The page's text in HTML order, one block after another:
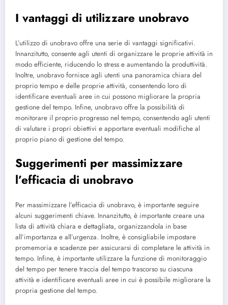
I vantaggi di utilizzare unobravo
L’utilizzo di unobravo offre una serie di vantaggi significativi.
Innanzitutto, consente agli utenti di organizzare le proprie attività in
modo efficiente, riducendo lo stress e aumentando la produttività.
Inoltre, unobravo fornisce agli utenti una panoramica chiara del
proprio tempo e delle proprie attività, consentendo loro di
identificare eventuali aree in cui possono migliorare la propria
gestione del tempo. Infine, unobravo offre la possibilità di
monitorare il proprio progresso nel tempo, consentendo agli utenti
di valutare i propri obiettivi e apportare eventuali modifiche al
proprio piano di gestione del tempo.
Suggerimenti per massimizzare
l’efficacia di unobravo
Per massimizzare l’efficacia di unobravo, è importante seguire
alcuni suggerimenti chiave. Innanzitutto, è importante creare una
lista di attività chiara e dettagliata, organizzandola in base
all’importanza e all’urgenza. Inoltre, è consigliabile impostare
promemoria e scadenze per assicurarsi di completare le attività in
tempo. Infine, è importante utilizzare la funzione di monitoraggio
del tempo per tenere traccia del tempo trascorso su ciascuna
attività e identificare eventuali aree in cui è possibile migliorare la
propria gestione del tempo.